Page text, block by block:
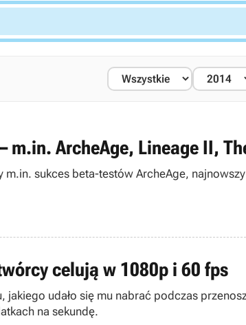
m.in. ArcheAge, Lineage II,
sukces beta-testów ArcheAge,
celują w 1080p i 60 fps
udało się mu nabrać podczas
na sekundę.